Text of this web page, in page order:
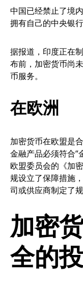
中国已经禁止了境
拥有自己的中央银
据报道，印度正在
布前，加密货币尚
币服务。
在欧洲
加密货币在欧盟是
金融产品必须符合“
欧盟委员会的《加
规设立了保障措施
司或供应商制定了规
加密
全的